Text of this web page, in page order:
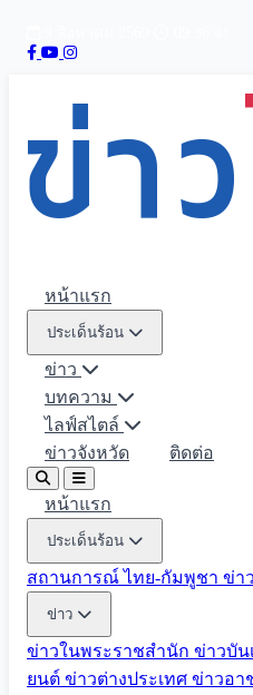
หน้าแรก
ประเด็นร้อน
ข่าว
บทความ
ไลฟ์สไตล์
ข่าวจังหวัด
ติดต่อ
หน้าแรก
ประเด็นร้อน
สถานการณ์ ไทย-กัมพูชา ข่า
ข่าว
ข่าวในพระราชสำนัก ข่าวบัน
ยนต์ ข่าวต่างประเทศ ข่าวอา